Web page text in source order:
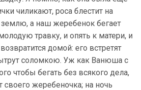
чиликают, роса блестит на
а наш жеребенок бегает
травку, и опять к матери, и
домой: его встретят
соломкою. Уж как Ванюша с
чтобы бегать без всякого дела,
жеребеночка; на ночь